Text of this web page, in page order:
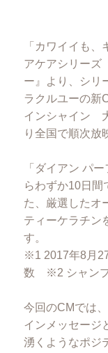
「カワイイも
アケアシリーズ
ー』より、シリ
ラクルユーの新
インシャイン
り全国で順次放
「ダイアン パ
らわずか10日
た、厳選したオ
ティーケラチン
す。
※1 2017年8月
数 ※2 シャン
今回のCMでは
インメッセージ
湧くようなポジ